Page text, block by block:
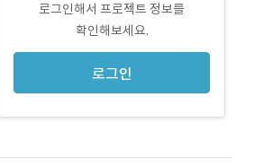
로그인해서 프로젝트 정보를
확인해보세요.
로그인